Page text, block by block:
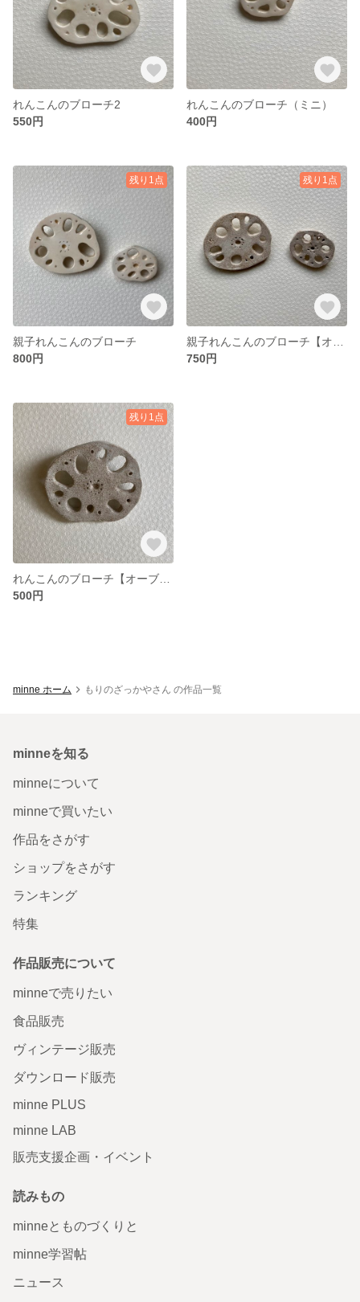
れんこんのブローチ2
550円
れんこんのブローチ（ミニ）
400円
残り1点
親子れんこんのブローチ
800円
残り1点
750円
残り1点
500円
minne ホーム もりのざっかやさん の作品一覧
minneを知る
minneについて
minneで買いたい
作品をさがす
ショップをさがす
ランキング
特集
作品販売について
minneで売りたい
食品販売
ヴィンテージ販売
ダウンロード販売
minne PLUS
minne LAB
販売支援企画・イベント
読みもの
minneとものづくりと
minne学習帖
ニュース